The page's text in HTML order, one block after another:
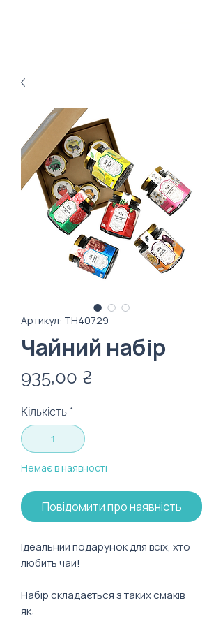
Артикул: TH40729
Чайний набір
935,00 ₴
Кількість *
Немає в наявності
Повідомити про наявність
Ідеальний подарунок для всіх, хто
любить чай!
Набір складається з таких смаків
як: